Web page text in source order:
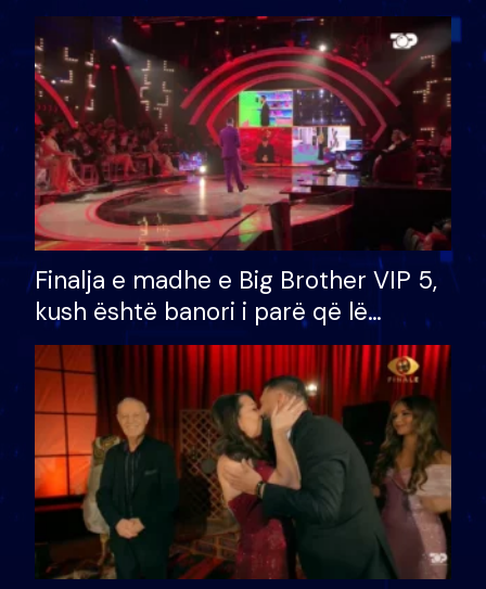
Finalja e madhe e Big Brother VIP 5,
kush është banori i parë që lë
shtëpinë dhe humb mundësinë për
të fituar çmimin e madh